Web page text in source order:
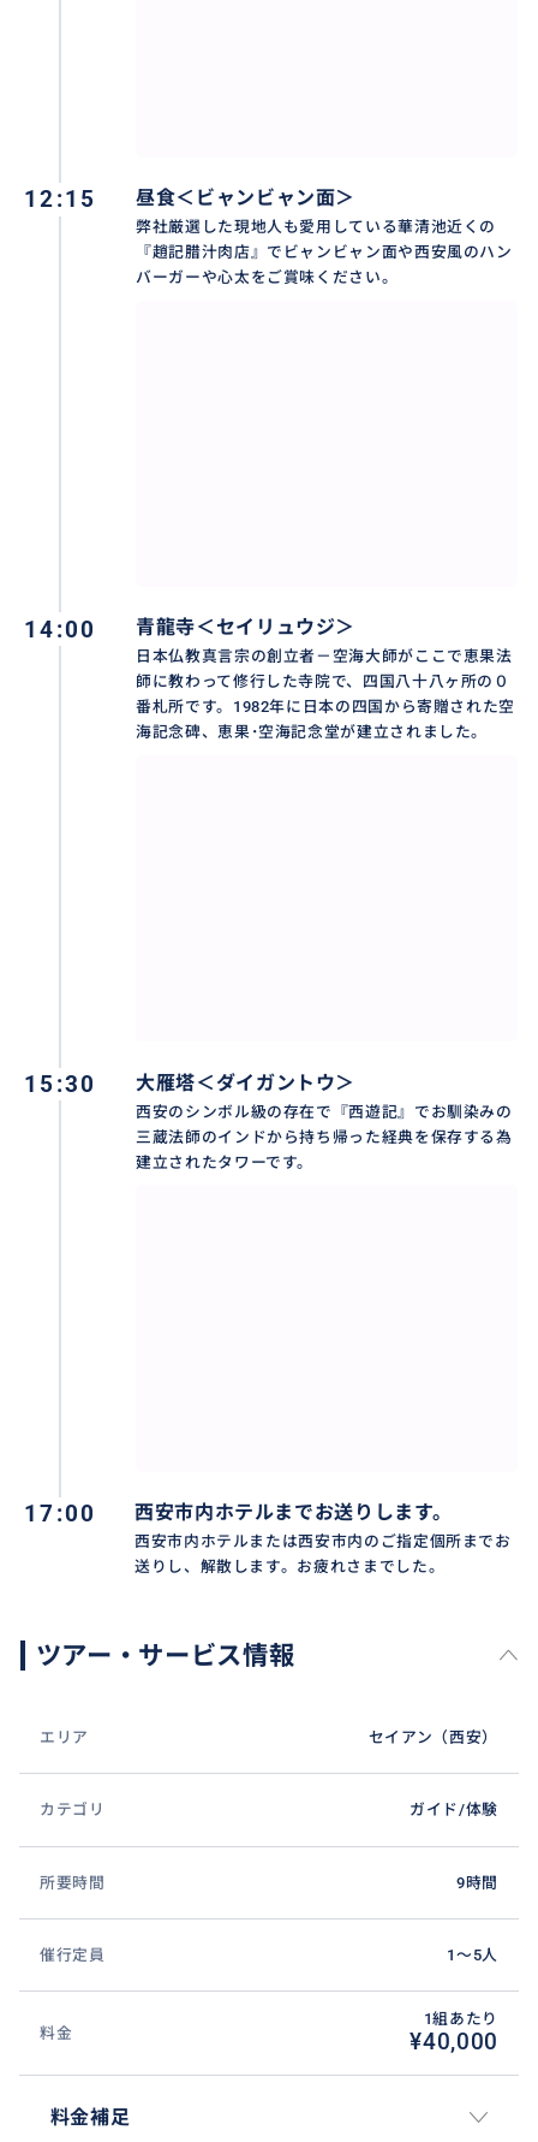
12:15 昼食＜ビャンビャン面＞
弊社厳選した現地人も愛用している華清池近くの
『趙記腊汁肉店』でビャンビャン面や西安風のハン
バーガーや心太をご賞味ください。
14:00 青龍寺＜セイリュウジ＞
日本仏教真言宗の創立者－空海大師がここで恵果法
師に教わって修行した寺院で、四国八十八ヶ所の０
番札所です。1982年に日本の四国から寄贈された空
海記念碑、恵果･空海記念堂が建立されました。
15:30 大雁塔＜ダイガントウ＞
西安のシンボル級の存在で『西遊記』でお馴染みの
三蔵法師のインドから持ち帰った経典を保存する為
建立されたタワーです。
17:00 西安市内ホテルまでお送りします。
西安市内ホテルまたは西安市内のご指定個所までお
送りし、解散します。お疲れさまでした。
ツアー・サービス情報
エリア セイアン（西安）
カテゴリ ガイド/体験
所要時間 9時間
催行定員 1〜5人
料金
1組あたり
¥40,000
料金補足